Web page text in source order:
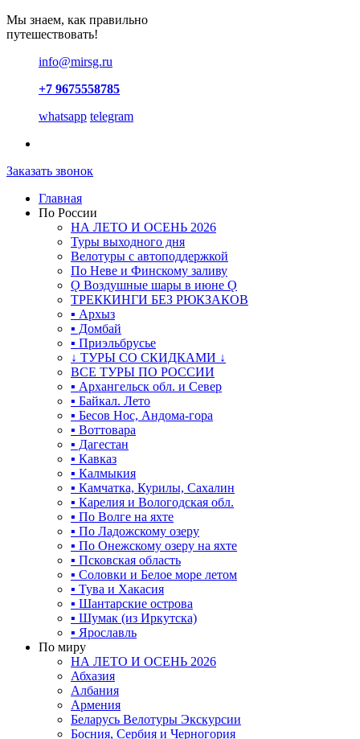
Мы знаем, как правильно
путешествовать!
info@mirsg.ru
+7 9675558785
whatsapp telegram
Заказать звонок
Главная
По России
НА ЛЕТО И ОСЕНЬ 2026
Туры выходного дня
Велотуры с автоподдержкой
По Неве и Финскому заливу
Ǫ Воздушные шары в июне Ǫ
ТРЕККИНГИ БЕЗ РЮКЗАКОВ
▪ Архыз
▪ Домбай
▪ Приэльбрусье
↓ ТУРЫ СО СКИДКАМИ ↓
ВСЕ ТУРЫ ПО РОССИИ
▪ Архангельск обл. и Север
▪ Байкал. Лето
▪ Бесов Нос, Андома-гора
▪ Воттовара
▪ Дагестан
▪ Кавказ
▪ Калмыкия
▪ Камчатка, Курилы, Сахалин
▪ Карелия и Вологодская обл.
▪ По Волге на яхте
▪ По Ладожскому озеру
▪ По Онежскому озеру на яхте
▪ Псковская область
▪ Соловки и Белое море летом
▪ Тува и Хакасия
▪ Шантарские острова
▪ Шумак (из Иркутска)
▪ Ярославль
По миру
НА ЛЕТО И ОСЕНЬ 2026
Абхазия
Албания
Армения
Беларусь Велотуры Экскурсии
Босния, Сербия и Черногория